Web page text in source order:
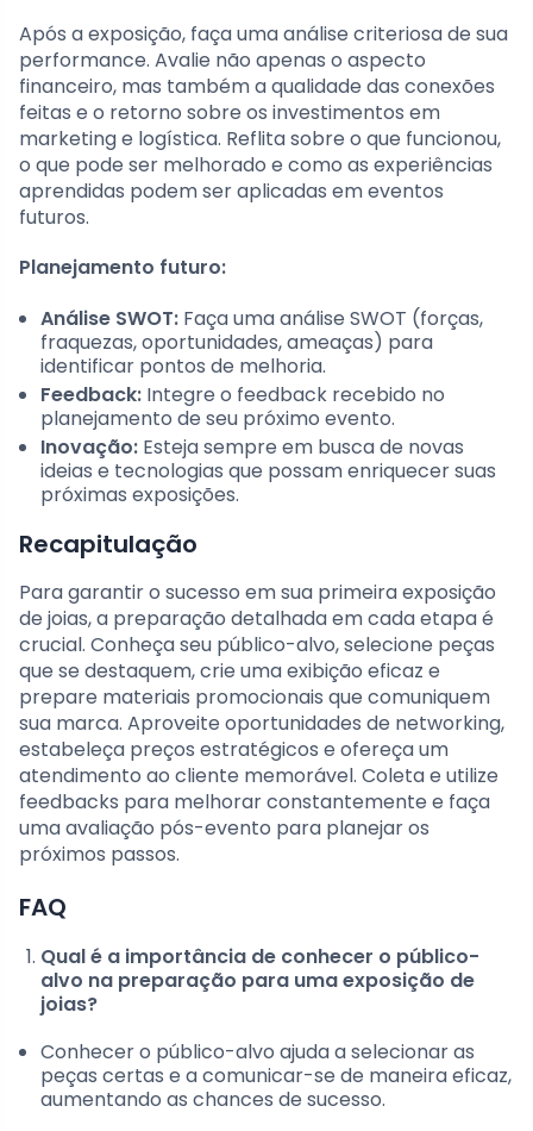
Após a exposição, faça uma análise criteriosa de sua
performance. Avalie não apenas o aspecto
financeiro, mas também a qualidade das conexões
feitas e o retorno sobre os investimentos em
marketing e logística. Reflita sobre o que funcionou,
o que pode ser melhorado e como as experiências
aprendidas podem ser aplicadas em eventos
futuros.
Planejamento futuro:
Análise SWOT: Faça uma análise SWOT (forças,
fraquezas, oportunidades, ameaças) para
identificar pontos de melhoria.
Feedback: Integre o feedback recebido no
planejamento de seu próximo evento.
Inovação: Esteja sempre em busca de novas
ideias e tecnologias que possam enriquecer suas
próximas exposições.
Recapitulação
Para garantir o sucesso em sua primeira exposição
de joias, a preparação detalhada em cada etapa é
crucial. Conheça seu público-alvo, selecione peças
que se destaquem, crie uma exibição eficaz e
prepare materiais promocionais que comuniquem
sua marca. Aproveite oportunidades de networking,
estabeleça preços estratégicos e ofereça um
atendimento ao cliente memorável. Coleta e utilize
feedbacks para melhorar constantemente e faça
uma avaliação pós-evento para planejar os
próximos passos.
FAQ
Qual é a importância de conhecer o público-
alvo na preparação para uma exposição de
joias?
Conhecer o público-alvo ajuda a selecionar as
peças certas e a comunicar-se de maneira eficaz,
aumentando as chances de sucesso.